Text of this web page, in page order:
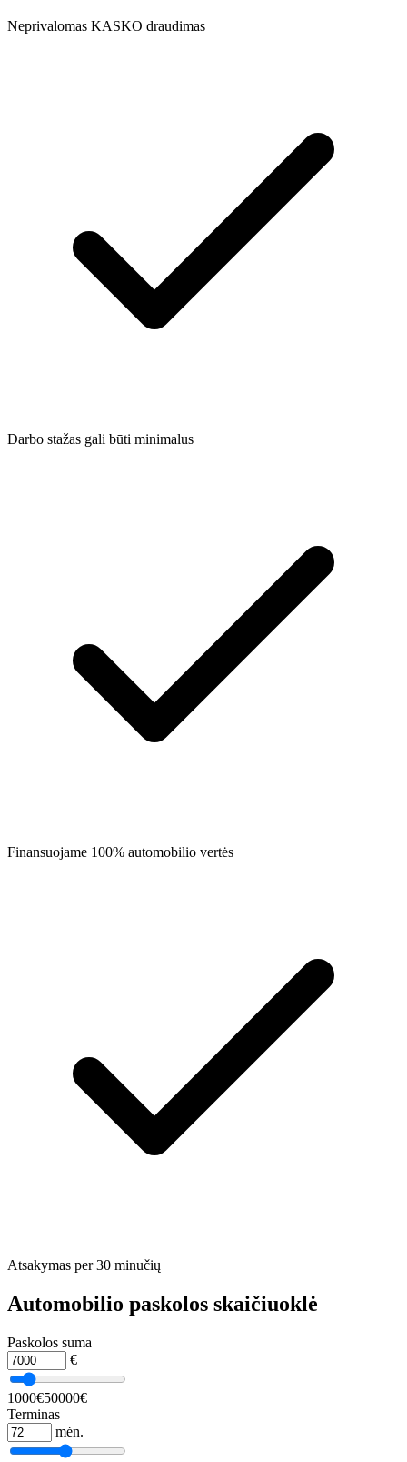
Neprivalomas KASKO draudimas
Darbo stažas gali būti minimalus
Finansuojame 100% automobilio vertės
Atsakymas per 30 minučių
Automobilio paskolos skaičiuoklė
Paskolos suma
€
1000€50000€
Terminas
mėn.